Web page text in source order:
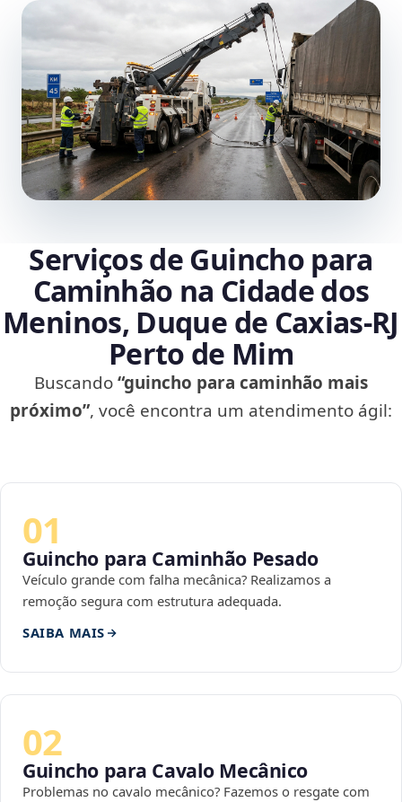
Serviços de Guincho para
Caminhão na Cidade dos
Meninos, Duque de Caxias‑RJ
Perto de Mim
Buscando“guincho para caminhão mais
próximo”, você encontra um atendimento ágil:
01
Guincho para Caminhão Pesado
Veículo grande com falha mecânica? Realizamos a
remoção segura com estrutura adequada.
SAIBA MAIS
02
Guincho para Cavalo Mecânico
Problemas no cavalo mecânico? Fazemos o resgate com